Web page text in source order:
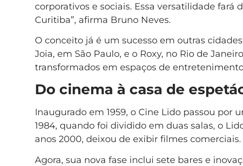
corporativos e sociais. Essa versatilidade fará
Curitiba”, afirma Bruno Neves.
O conceito já é um sucesso em outras
Joia, em São Paulo, e o Roxy, no Rio de
transformados em espaços de
Do cinema à casa de
Inaugurado em 1959, o Cine Lido passou por
1984, quando foi dividido em duas salas, o
anos 2000, deixou de exibir filmes comerciais.
Agora, sua nova fase inclui sete bares e